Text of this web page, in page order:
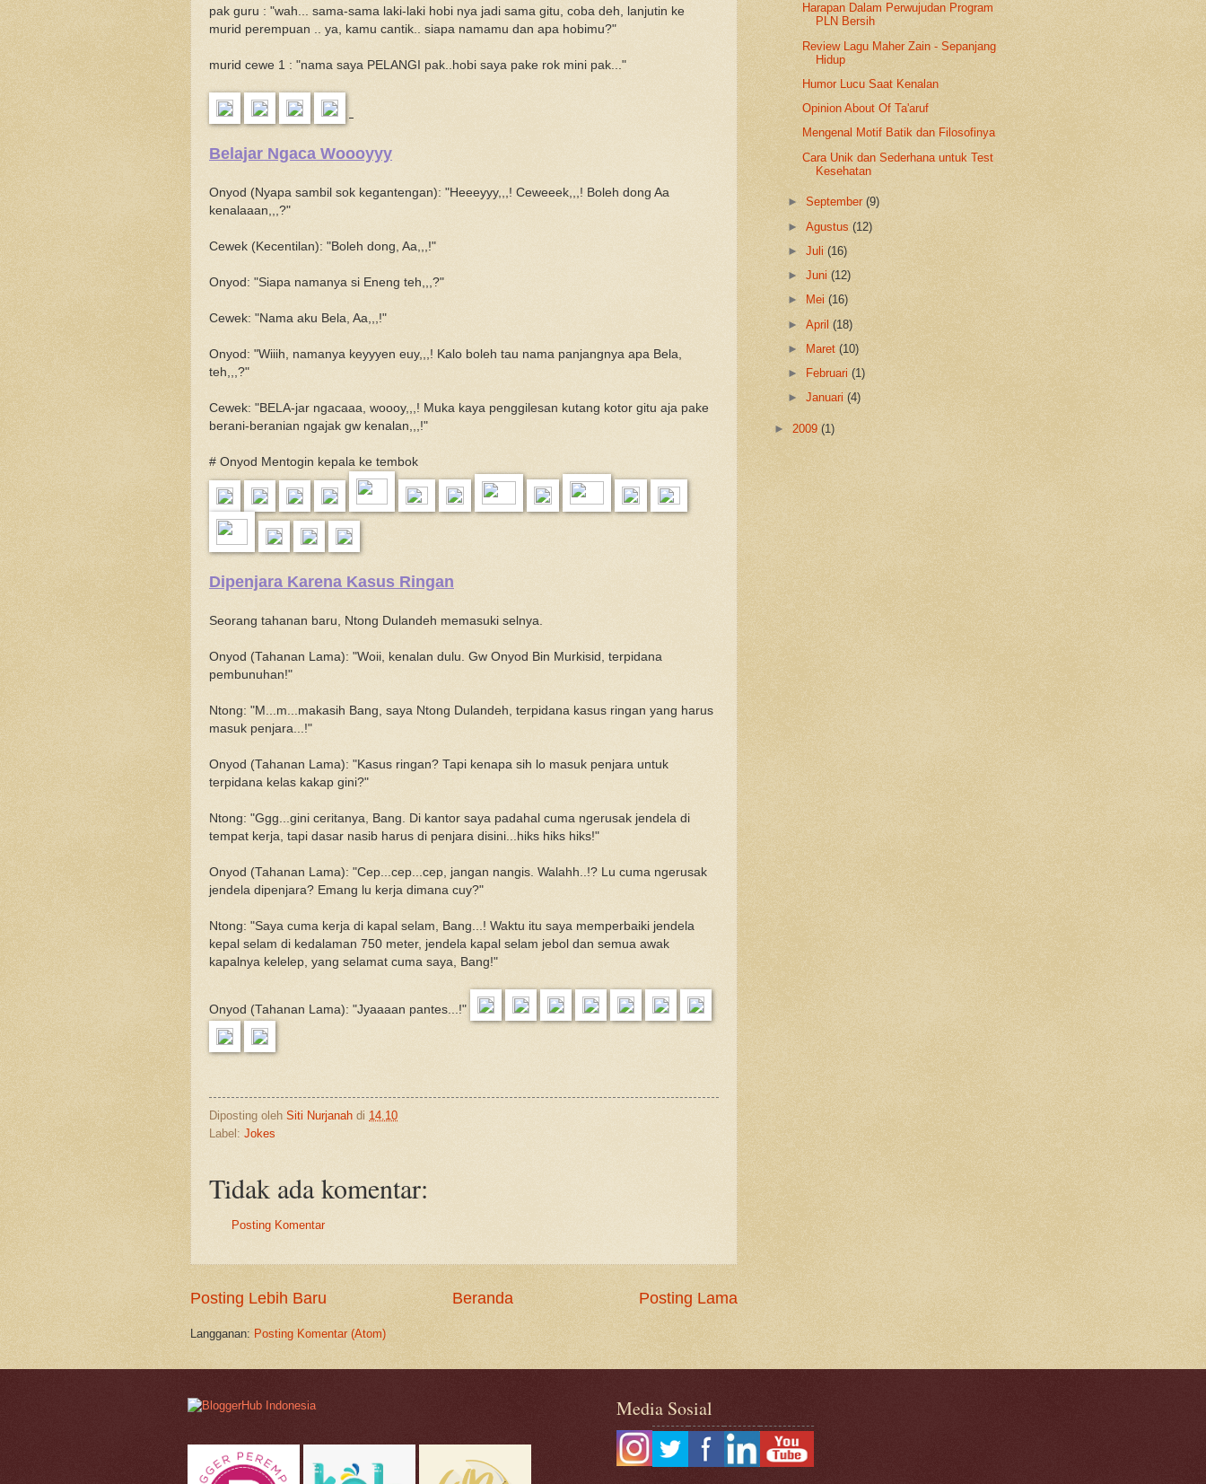
pak guru : "wah... sama-sama laki-laki hobi nya jadi sama gitu, coba deh, lanjutin ke
murid perempuan .. ya, kamu cantik.. siapa namamu dan apa hobimu?"
murid cewe 1 : "nama saya PELANGI pak..hobi saya pake rok mini pak..."
Belajar Ngaca Woooyyy
Onyod (Nyapa sambil sok kegantengan): "Heeeyyy,,,! Ceweeek,,,! Boleh dong Aa
kenalaaan,,,?"
Cewek (Kecentilan): "Boleh dong, Aa,,,!"
Onyod: "Siapa namanya si Eneng teh,,,?"
Cewek: "Nama aku Bela, Aa,,,!"
Onyod: "Wiiih, namanya keyyyen euy,,,! Kalo boleh tau nama panjangnya apa Bela,
teh,,,?"
Cewek: "BELA-jar ngacaaa, woooy,,,! Muka kaya penggilesan kutang kotor gitu aja pake
berani-beranian ngajak gw kenalan,,,!"
# Onyod Mentogin kepala ke tembok
Dipenjara Karena Kasus Ringan
Seorang tahanan baru, Ntong Dulandeh memasuki selnya.
Onyod (Tahanan Lama): "Woii, kenalan dulu. Gw Onyod Bin Murkisid, terpidana
pembunuhan!"
Ntong: "M...m...makasih Bang, saya Ntong Dulandeh, terpidana kasus ringan yang harus
masuk penjara...!"
Onyod (Tahanan Lama): "Kasus ringan? Tapi kenapa sih lo masuk penjara untuk
terpidana kelas kakap gini?"
Ntong: "Ggg...gini ceritanya, Bang. Di kantor saya padahal cuma ngerusak jendela di
tempat kerja, tapi dasar nasib harus di penjara disini...hiks hiks hiks!"
Onyod (Tahanan Lama): "Cep...cep...cep, jangan nangis. Walahh..!? Lu cuma ngerusak
jendela dipenjara? Emang lu kerja dimana cuy?"
Ntong: "Saya cuma kerja di kapal selam, Bang...! Waktu itu saya memperbaiki jendela
kepal selam di kedalaman 750 meter, jendela kapal selam jebol dan semua awak
kapalnya kelelep, yang selamat cuma saya, Bang!"
Onyod (Tahanan Lama): "Jyaaaan pantes...!"
Diposting oleh Siti Nurjanah di 14.10
Label: Jokes
Tidak ada komentar:
Posting Komentar
Posting Lebih Baru Posting Lama
Beranda
Langganan: Posting Komentar (Atom)
Harapan Dalam Perwujudan Program
PLN Bersih
Review Lagu Maher Zain - Sepanjang
Hidup
Humor Lucu Saat Kenalan
Opinion About Of Ta'aruf
Mengenal Motif Batik dan Filosofinya
Cara Unik dan Sederhana untuk Test
Kesehatan
►September(9)
►Agustus(12)
►Juli(16)
►Juni(12)
►
Mei(16)
►April(18)
►
Maret(10)
►
Februari(1)
►Januari(4)
► 2009 (1)
Media Sosial